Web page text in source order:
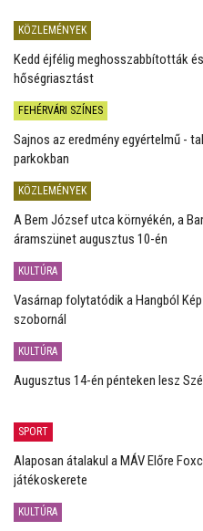
KÖZLEMÉNYEK
Kedd éjfélig meghosszabbították
hőségriasztást
FEHÉRVÁRI SZÍNES
Sajnos az eredmény egyértelmű -
parkokban
KÖZLEMÉNYEK
A Bem József utca környékén, a
áramszünet augusztus 10-én
KULTÚRA
Vasárnap folytatódik a Hangból
szobornál
KULTÚRA
Augusztus 14-én pénteken lesz
SPORT
Alaposan átalakul a MÁV Előre
játékoskerete
KULTÚRA